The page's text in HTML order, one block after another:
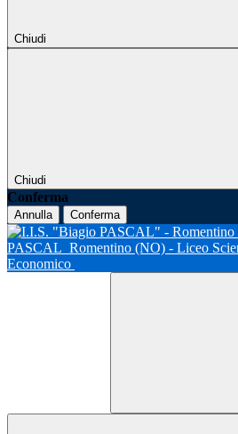
Chiudi
Chiudi
Conferma
Annulla Conferma
PASCAL Romentino (NO) - Liceo
Economico